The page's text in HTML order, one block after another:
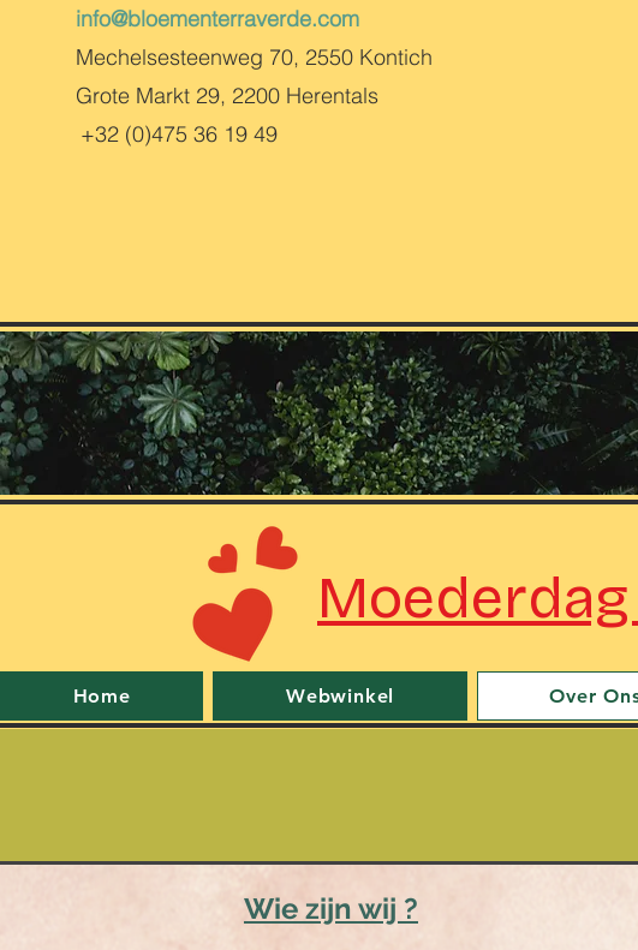
info@bloementerraverde.com
Mechelsesteenweg 70, 2550 Kontich
Grote Markt 29, 2200 Herentals
+32 (0)475 36 19 49
Home Webwinkel Over
Wie zijn wij ?